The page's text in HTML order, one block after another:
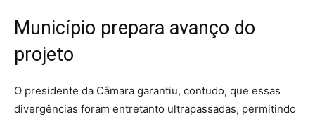
Município prepara avanço do
projeto
O presidente da Câmara garantiu, contudo, que essas
divergências foram entretanto ultrapassadas, permitindo